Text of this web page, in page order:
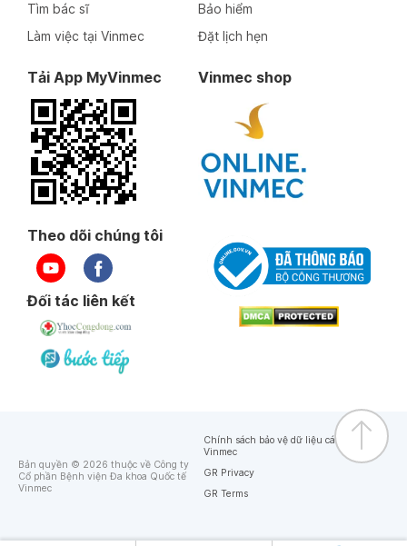
Tìm bác sĩ
Làm việc tại Vinmec
Bảo hiểm
Đặt lịch hẹn
Tải App MyVinmec Vinmec shop
Theo dõi chúng tôi
Đối tác liên kết
Bản quyền © 2026 thuộc về Công ty
Cổ phần Bệnh viện Đa khoa Quốc tế
Vinmec
Chính sách bảo vệ dữ liệu cá nhân của
Vinmec
GR Privacy
GR Terms